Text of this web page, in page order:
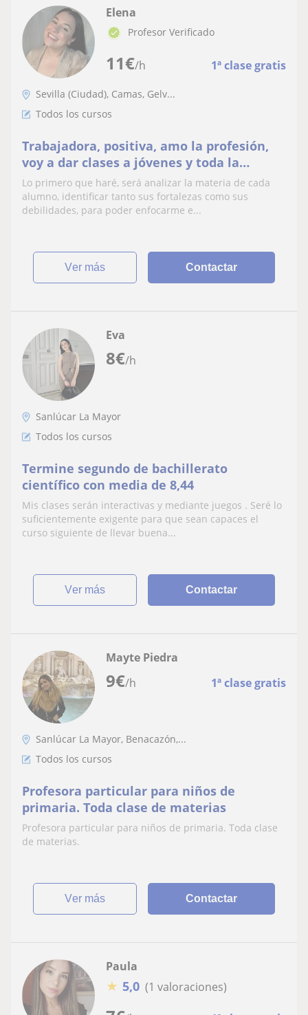
11€/h 1ª clase gratis
Elena
Profesor Verificado
Sevilla (Ciudad), Camas, Gelv...
Todos los cursos
Trabajadora, positiva, amo la profesión,
voy a dar clases a jóvenes y toda la
persona que necesite un apoyo académico
Lo primero que haré, será analizar la materia de cada
alumno, identificar tanto sus fortalezas como sus
debilidades, para poder enfocarme e...
ver más Contactar
8€/h
Eva
Sanlúcar La Mayor
Todos los cursos
Termine segundo de bachillerato
científico con media de 8,44
Mis clases serán interactivas y mediante juegos . Seré lo
suficientemente exigente para que sean capaces el
curso siguiente de llevar buena...
ver más Contactar
9€/h 1ª clase gratis
Mayte Piedra
Sanlúcar La Mayor, Benacazón,...
Todos los cursos
Profesora particular para niños de
primaria. Toda clase de materias
Profesora particular para niños de primaria. Toda clase
de materias.
ver más Contactar
Paula
★ 5,0 (1 valoraciones)